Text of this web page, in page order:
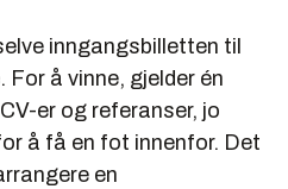
inngangsbilletten til
å vinne, gjelder én
er og referanser, jo
å få en fot innenfor. Det
en